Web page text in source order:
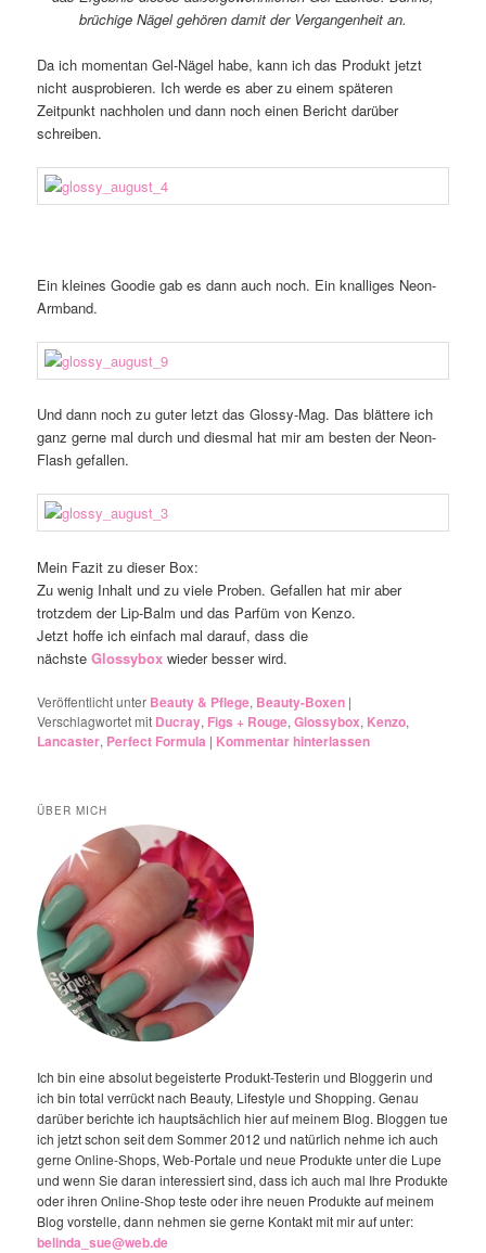
brüchige Nägel gehören damit der Vergangenheit an.
Da ich momentan Gel-Nägel habe, kann ich das Produkt jetzt
nicht ausprobieren. Ich werde es aber zu einem späteren
Zeitpunkt nachholen und dann noch einen Bericht darüber
schreiben.
Ein kleines Goodie gab es dann auch noch. Ein knalliges Neon-
Armband.
Und dann noch zu guter letzt das Glossy-Mag. Das blättere ich
ganz gerne mal durch und diesmal hat mir am besten der Neon-
Flash gefallen.
Mein Fazit zu dieser Box:
Zu wenig Inhalt und zu viele Proben. Gefallen hat mir aber
trotzdem der Lip-Balm und das Parfüm von Kenzo.
Jetzt hoffe ich einfach mal darauf, dass die
nächsteGlossybox wieder besser wird.
Veröffentlicht unter Beauty & Pflege, Beauty-Boxen |
Verschlagwortet mit Ducray, Figs + Rouge,Glossybox, Kenzo,
Lancaster, Perfect Formula | Kommentar hinterlassen
ÜBER MICH
Ich bin eine absolut begeisterte Produkt-Testerin und Bloggerin und
ich bin total verrückt nach Beauty, Lifestyle und Shopping. Genau
darüber berichte ich hauptsächlich hier auf meinem Blog. Bloggen tue
ich jetzt schon seit dem Sommer 2012 und natürlich nehme ich auch
gerne Online-Shops, Web-Portale und neue Produkte unter die Lupe
und wenn Sie daran interessiert sind, dass ich auch mal Ihre Produkte
oder ihren Online-Shop teste oder ihre neuen Produkte auf meinem
Blog vorstelle, dann nehmen sie gerne Kontakt mit mir auf unter:
belinda_sue@web.de